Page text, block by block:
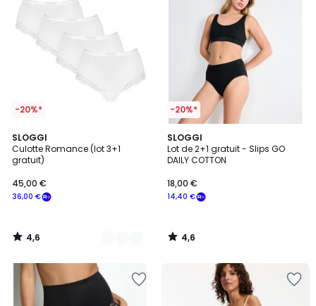
-20%*
SLOGGI
Culotte Romance (lot 3+1
gratuit)
36,00 €
45,00 €
4,6
/ 5
2
Couleurs
4,6
/
-20%*
SLOGGI
Lot de 2+1 gratuit - Slips GO
DAILY COTTON
14,40 €
18,00 €
4,6
/ 5
4,6
/